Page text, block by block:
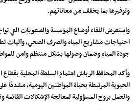
وتوفيرها بما يخفف من معاناتهم.
واستعرض اللقاء أوضاع المؤسسة والصعوبات التي
احتياجات مشاريع المياه والصرف الصحي، وآليات
جودة المياه وضمان وصولها بشكل منتظم وآمن
وأكد المحافظ الرباش اهتمام السلطة المحلية بقطاع
الحيوية المرتبطة بحياة المواطنين اليومية،
والعمل بروح المسؤولية لمعالجة الإشكالات